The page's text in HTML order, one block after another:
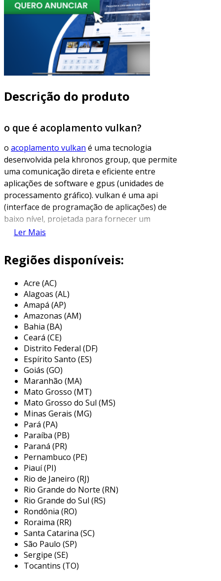
Descrição do produto
o que é acoplamento vulkan?
o acoplamento vulkan é uma tecnologia
desenvolvida pela khronos group, que permite
uma comunicação direta e eficiente entre
aplicações de software e gpus (unidades de
processamento gráfico). vulkan é uma api
(interface de programação de aplicações) de
baixo nível, projetada para fornecer um
controle maior sobre o hardware gráfico, em
opengl.
acoplamento vulkan permite que
desenvolvedores tirem proveito máximo de
múltiplos núcleos de processamento e recursos
avançados das gpus modernas. essa tecnologia
se destaca em aplicações que exigem
desempenho gráfico intensivo, como jogos,
simulações e software de modelagem em 3d.
principais aplicações do
acoplamento vulkan
o acoplamento vulkan tem várias aplicações em
diferentes áreas que dependem de
desempenho gráfico de alta qualidade. entre as
principais aplicações, podemos citar:
desenvolvimento de jogos:
amplamente utilizado em grandes
estúdios de desenvolvimento de jogos
para criar experiências visuais imersivas e
responsivas.
simulações científicas:
aplicada em simulações que requerem
cálculos complexos e visualizações em
tempo real, como em estudos
Ler Mais
Regiões disponíveis:
Acre (AC)
Alagoas (AL)
Amapá (AP)
Amazonas (AM)
Bahia (BA)
Ceará (CE)
Distrito Federal (DF)
Espírito Santo (ES)
Goiás (GO)
Maranhão (MA)
Mato Grosso (MT)
Mato Grosso do Sul (MS)
Minas Gerais (MG)
Pará (PA)
Paraíba (PB)
Paraná (PR)
Pernambuco (PE)
Piauí (PI)
Rio de Janeiro (RJ)
Rio Grande do Norte (RN)
Rio Grande do Sul (RS)
Rondônia (RO)
Roraima (RR)
Santa Catarina (SC)
São Paulo (SP)
Sergipe (SE)
Tocantins (TO)